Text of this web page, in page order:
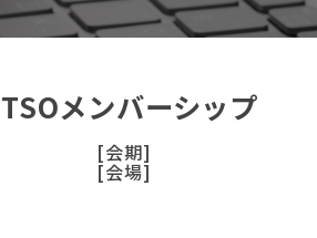
TSOメンバーシップ
[会期]
[会場]